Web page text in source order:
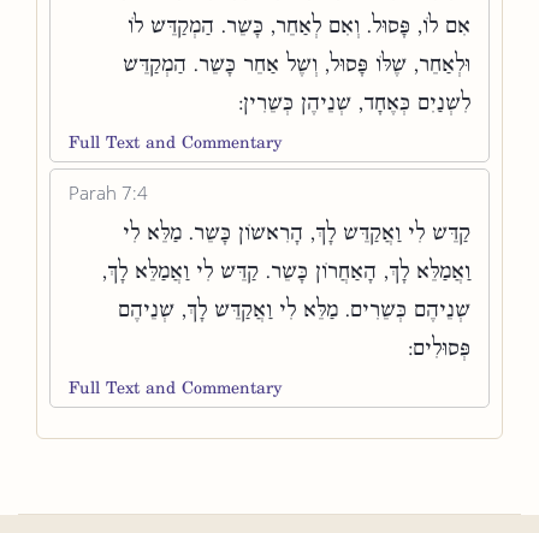
אִם לוֹ, פָּסוּל. וְאִם לְאַחֵר, כָּשֵׁר. הַמְקַדֵּשׁ לוֹ
וּלְאַחֵר, שֶׁלּוֹ פָּסוּל, וְשֶׁל אַחֵר כָּשֵׁר. הַמְקַדֵּשׁ
לִשְׁנַיִם כְּאֶחָד, שְׁנֵיהֶן כְּשֵׁרִין:
Full Text and Commentary
Parah 7:4
קַדֵּשׁ לִי וַאֲקַדֵּשׁ לָךְ, הָרִאשׁוֹן כָּשֵׁר. מַלֵּא לִי
וַאֲמַלֵּא לָךְ, הָאַחֲרוֹן כָּשֵׁר. קַדֵּשׁ לִי וַאֲמַלֵּא לָךְ,
שְׁנֵיהֶם כְּשֵׁרִים. מַלֵּא לִי וַאֲקַדֵּשׁ לָךְ, שְׁנֵיהֶם
פְּסוּלִים:
Full Text and Commentary